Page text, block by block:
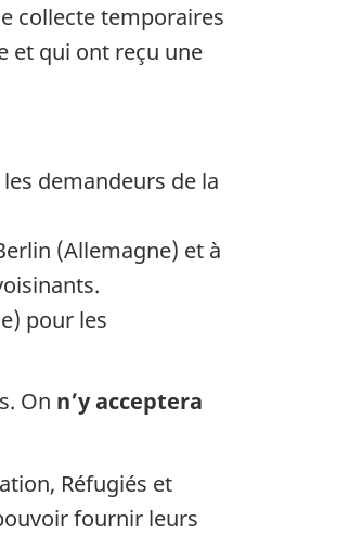
collecte temporaires
et qui ont reçu une
demandeurs de la
(Allemagne) et à
pour les
On n’y acceptera
Réfugiés et
fournir leurs